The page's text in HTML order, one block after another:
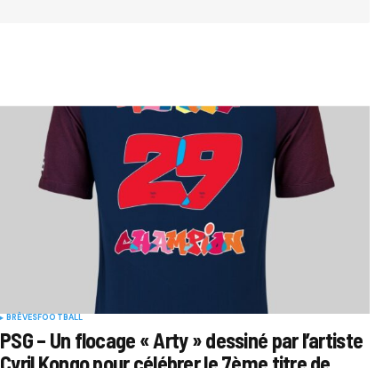
BRÈVESFOOTBALL
PSG – Un flocage « Arty » dessiné par l’artiste